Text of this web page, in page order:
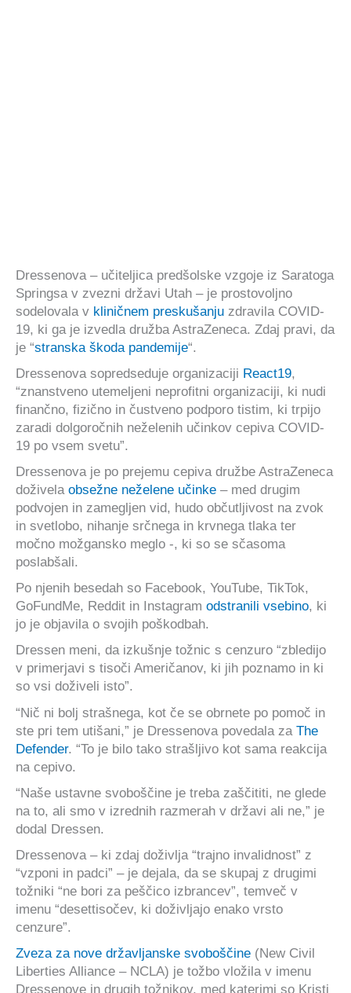
Dressenova – učiteljica predšolske vzgoje iz Saratoga
Springsa v zvezni državi Utah – je prostovoljno
sodelovala v kliničnem preskušanju zdravila COVID-
19, ki ga je izvedla družba AstraZeneca. Zdaj pravi, da
je “stranska škoda pandemije“.
Dressenova sopredseduje organizaciji React19,
“znanstveno utemeljeni neprofitni organizaciji, ki nudi
finančno, fizično in čustveno podporo tistim, ki trpijo
zaradi dolgoročnih neželenih učinkov cepiva COVID-
19 po vsem svetu”.
Dressenova je po prejemu cepiva družbe AstraZeneca
doživela obsežne neželene učinke – med drugim
podvojen in zamegljen vid, hudo občutljivost na zvok
in svetlobo, nihanje srčnega in krvnega tlaka ter
močno možgansko meglo -, ki so se sčasoma
poslabšali.
Po njenih besedah so Facebook, YouTube, TikTok,
GoFundMe, Reddit in Instagram odstranili vsebino, ki
jo je objavila o svojih poškodbah.
Dressen meni, da izkušnje tožnic s cenzuro “zbledijo
v primerjavi s tisoči Američanov, ki jih poznamo in ki
so vsi doživeli isto”.
“Nič ni bolj strašnega, kot če se obrnete po pomoč in
ste pri tem utišani,” je Dressenova povedala za The
Defender. “To je bilo tako strašljivo kot sama reakcija
na cepivo.
“Naše ustavne svoboščine je treba zaščititi, ne glede
na to, ali smo v izrednih razmerah v državi ali ne,” je
dodal Dressen.
Dressenova – ki zdaj doživlja “trajno invalidnost” z
“vzponi in padci” – je dejala, da se skupaj z drugimi
tožniki “ne bori za peščico izbrancev”, temveč v
imenu “desettisočev, ki doživljajo enako vrsto
cenzure”.
Zveza za nove državljanske svoboščine (New Civil
Liberties Alliance – NCLA) je tožbo vložila v imenu
Dressenove in drugih tožnikov, med katerimi so Kristi